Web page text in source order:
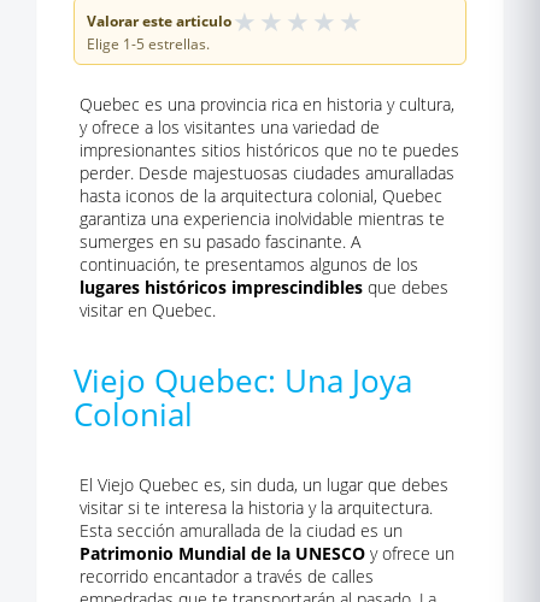
Valorar este articulo★ ★ ★ ★ ★
Elige 1-5 estrellas.
Quebec es una provincia rica en historia y cultura,
y ofrece a los visitantes una variedad de
impresionantes sitios históricos que no te puedes
perder. Desde majestuosas ciudades amuralladas
hasta iconos de la arquitectura colonial, Quebec
garantiza una experiencia inolvidable mientras te
sumerges en su pasado fascinante. A
continuación, te presentamos algunos de los
lugares históricos imprescindibles que debes
visitar en Quebec.
Viejo Quebec: Una Joya
Colonial
El Viejo Quebec es, sin duda, un lugar que debes
visitar si te interesa la historia y la arquitectura.
Esta sección amurallada de la ciudad es un
Patrimonio Mundial de la UNESCO y ofrece un
recorrido encantador a través de calles